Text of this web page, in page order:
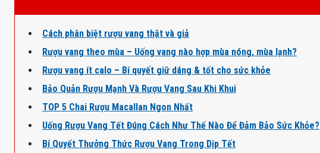
Cách phân biệt rượu vang thật và giả
Rượu vang theo mùa – Uống vang nào hợp mùa nóng, mùa lạnh?
Rượu vang ít calo – Bí quyết giữ dáng & tốt cho sức khỏe
Bảo Quản Rượu Mạnh Và Rượu Vang Sau Khi Khui
TOP 5 Chai Rượu Macallan Ngon Nhất
Uống Rượu Vang Tết Đúng Cách Như Thế Nào Để Đảm Bảo Sức Khỏe?
Bí Quyết Thưởng Thức Rượu Vang Trong Dịp Tết